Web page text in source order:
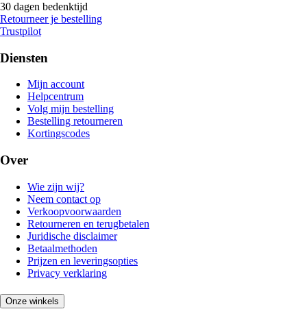
30 dagen bedenktijd
Retourneer je bestelling
Trustpilot
Diensten
Mijn account
Helpcentrum
Volg mijn bestelling
Bestelling retourneren
Kortingscodes
Over
Wie zijn wij?
Neem contact op
Verkoopvoorwaarden
Retourneren en terugbetalen
Juridische disclaimer
Betaalmethoden
Prijzen en leveringsopties
Privacy verklaring
Onze winkels